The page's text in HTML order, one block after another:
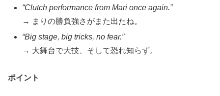
“Clutch performance from Mari once again.”
→ まりの勝負強さがまた出たね。
“Big stage, big tricks, no fear.”
→ 大舞台で大技、そして恐れ知らず。
ポイント